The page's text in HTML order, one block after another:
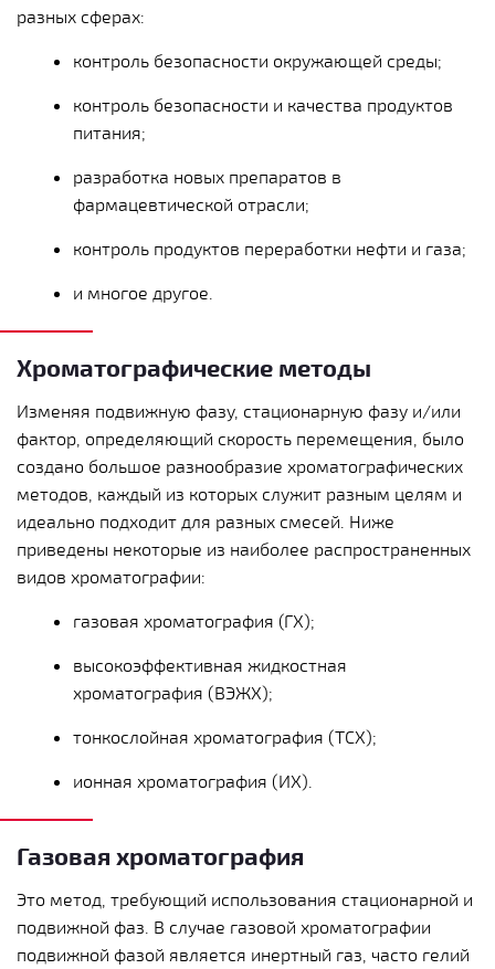
разных сферах:
контроль безопасности окружающей среды;
контроль безопасности и качества продуктов
питания;
разработка новых препаратов в
фармацевтической отрасли;
контроль продуктов переработки нефти и газа;
и многое другое.
Хроматографические методы
Изменяя подвижную фазу, стационарную фазу и/или
фактор, определяющий скорость перемещения, было
создано большое разнообразие хроматографических
методов, каждый из которых служит разным целям и
идеально подходит для разных смесей. Ниже
приведены некоторые из наиболее распространенных
видов хроматографии:
газовая хроматография (ГХ);
высокоэффективная жидкостная
хроматография (ВЭЖХ);
тонкослойная хроматография (ТСХ);
ионная хроматография (ИХ).
Газовая хроматография
Это метод, требующий использования стационарной и
подвижной фаз. В случае газовой хроматографии
подвижной фазой является инертный газ, часто гелий